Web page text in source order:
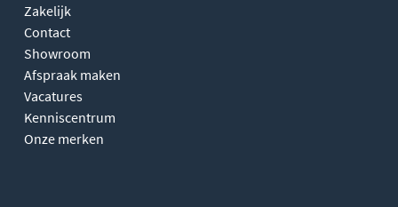
Zakelijk
Contact
Showroom
Afspraak maken
Vacatures
Kenniscentrum
Onze merken